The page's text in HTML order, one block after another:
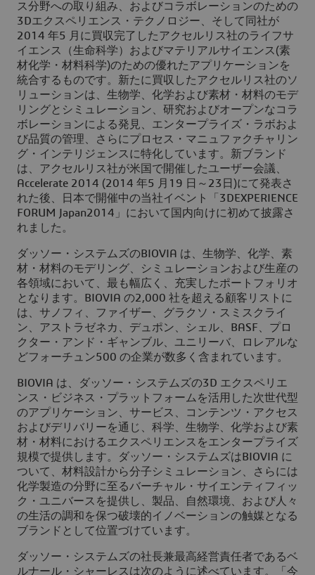
ス分野への取り組み、およびコラボレーションのための
3Dエクスペリエンス・テクノロジー、そして同社が
2014 年5 月に買収完了したアクセルリス社のライフサ
イエンス（生命科学）およびマテリアルサイエンス(素
材化学・材料科学)のための優れたアプリケーションを
統合するものです。新たに買収したアクセルリス社のソ
リューションは、生物学、化学および素材・材料のモデ
リングとシミュレーション、研究およびオープンなコラ
ボレーションによる発見、エンタープライズ・ラボおよ
び品質の管理、さらにプロセス・マニュファクチャリン
グ・インテリジェンスに特化しています。新ブランド
は、アクセルリス社が米国で開催したユーザー会議、
Accelerate 2014 (2014 年5 月19 日～23日)にて発表さ
れた後、日本で開催中の当社イベント「3DEXPERIENCE
FORUM Japan2014」において国内向けに初めて披露さ
れました。
ダッソー・システムズのBIOVIA は、生物学、化学、素
材・材料のモデリング、シミュレーションおよび生産の
各領域において、最も幅広く、充実したポートフォリオ
となります。BIOVIA の2,000 社を超える顧客リストに
は、サノフィ、ファイザー、グラクソ・スミスクライ
ン、アストラゼネカ、デュポン、シェル、BASF、プロ
クター・アンド・ギャンブル、ユニリーバ、ロレアルな
どフォーチュン500 の企業が数多く含まれています。
BIOVIA は、ダッソー・システムズの3D エクスペリエ
ンス・ビジネス・プラットフォームを活用した次世代型
のアプリケーション、サービス、コンテンツ・アクセス
およびデリバリーを通じ、科学、生物学、化学および素
材・材料におけるエクスペリエンスをエンタープライズ
規模で提供します。ダッソー・システムズはBIOVIA に
ついて、材料設計から分子シミュレーション、さらには
化学製造の分野に至るバーチャル・サイエンティフィッ
ク・ユニバースを提供し、製品、自然環境、および人々
の生活の調和を保つ破壊的イノベーションの触媒となる
ブランドとして位置づけています。
ダッソー・システムズの社長兼最高経営責任者であるベ
ルナール・シャーレスは次のように述べています。「今